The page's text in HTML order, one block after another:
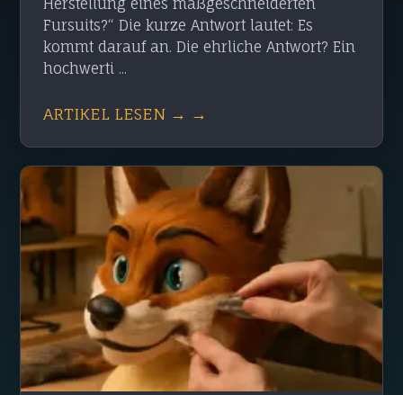
Fursuits?“ Die kurze Antwort lautet: Es
kommt darauf an. Die ehrliche Antwort? Ein
hochwerti ...
ARTIKEL LESEN → →